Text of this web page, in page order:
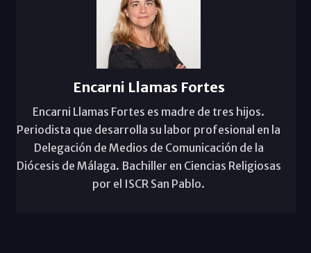
Encarni Llamas Fortes
Encarni Llamas Fortes es madre de tres hijos.
Periodista que desarrolla su labor profesional en la
Delegación de Medios de Comunicación de la
Diócesis de Málaga. Bachiller en Ciencias Religiosas
por el ISCR San Pablo.